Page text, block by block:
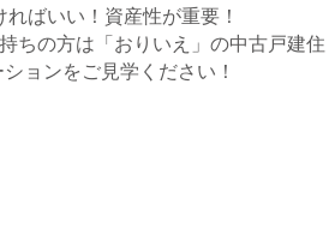
ばいい！資産性が重要！
ちの方は「おりいえ」の中古戸建住
ョンをご見学ください！